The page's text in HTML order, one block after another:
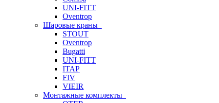
UNI-FITT
Oventrop
Шаровые краны
STOUT
Oventrop
Bugatti
UNI-FITT
ITAP
FIV
VIEIR
Монтажные комплекты